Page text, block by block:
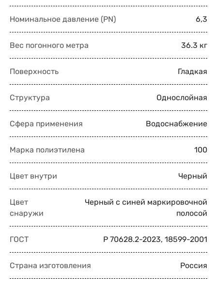
Номинальное давление (PN) 6,3
Вес погонного метра 36.3 кг
Поверхность Гладкая
Структура Однослойная
Сфера применения Водоснабжение
Марка полиэтилена 100
Цвет внутри Черный
Цвет
снаружи
Черный с синей маркировочной
полосой
ГОСТ Р 70628.2-2023, 18599-2001
Страна изготовления Россия